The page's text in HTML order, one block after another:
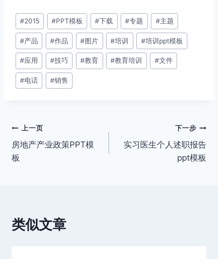
文
章
标
签：
#2015 #PPT模板 #下载 #专题 #主题
#产品 #作品 #图片 #培训 #培训ppt模板
#应用 #技巧 #教育 #教育培训 #文件
#电话 #销售
文
章
上一页
房地产产业政策PPT模
板
下一步
实习医生个人述职报告
ppt模板
类似文章